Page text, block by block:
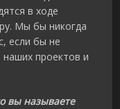
в ходе
Мы бы никогда
если бы не
проектов и
вы называете